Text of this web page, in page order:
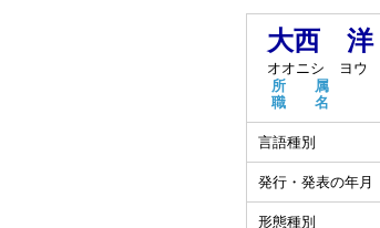
大西 洋
オオニシ ヨウ
所 属
職 名
言語種別
発行・発表の年月
形態種別